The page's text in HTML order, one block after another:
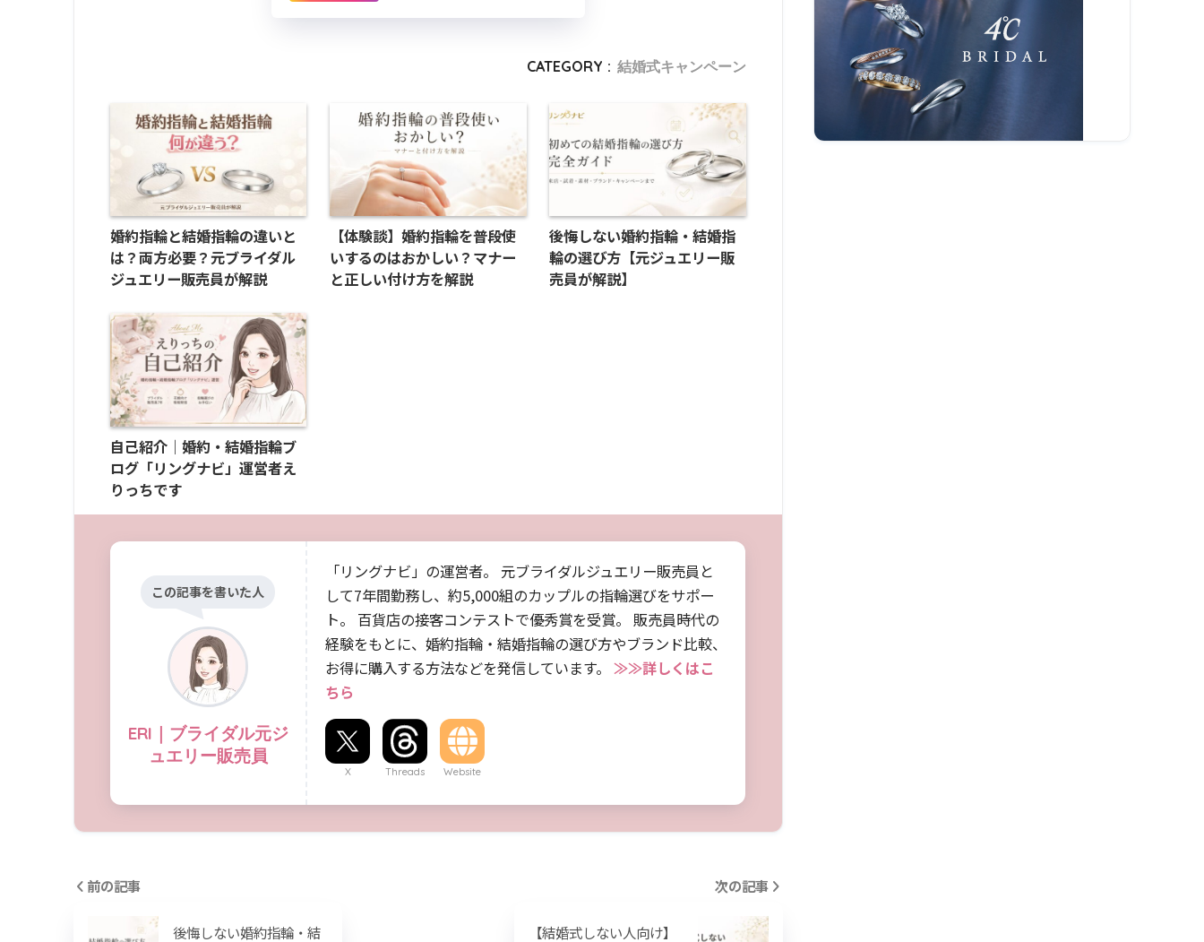
CATEGORY : 結婚式キャンペーン
婚約指輪と結婚指輪の違いと
は？両方必要？元ブライダル
ジュエリー販売員が解説
【体験談】婚約指輪を普段使
いするのはおかしい？マナー
と正しい付け方を解説
後悔しない婚約指輪・結婚指
輪の選び方【元ジュエリー販
売員が解説】
自己紹介｜婚約・結婚指輪ブ
ログ「リングナビ」運営者え
りっちです
この記事を書いた人
ERI｜ブライダル元ジ
ュエリー販売員
「リングナビ」の運営者。 元ブライダルジュエリー販売員と
して7年間勤務し、約5,000組のカップルの指輪選びをサポー
ト。 百貨店の接客コンテストで優秀賞を受賞。 販売員時代の
経験をもとに、婚約指輪・結婚指輪の選び方やブランド比較、
お得に購入する方法などを発信しています。 ≫≫詳しくはこ
ちら
X Threads Website
前の記事
後悔しない婚約指輪・結
次の記事
【結婚式しない人向け】